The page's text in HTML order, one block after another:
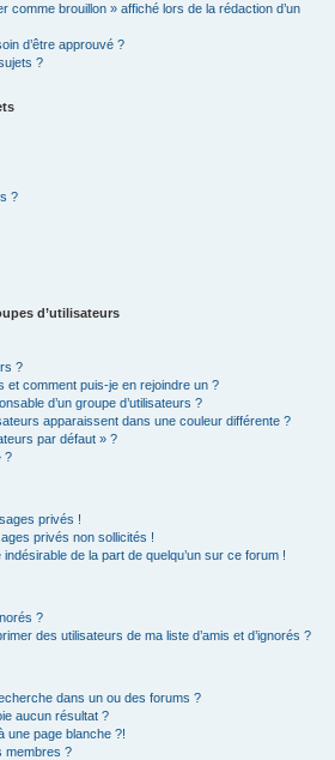
comme brouillon » affiché lors de la rédaction d’un
d’être approuvé ?
?
?
d’utilisateurs
?
et comment puis-je en rejoindre un ?
d’un groupe d’utilisateurs ?
apparaissent dans une couleur différente ?
par défaut » ?
?
privés !
privés non sollicités !
de la part de quelqu’un sur ce forum !
?
des utilisateurs de ma liste d’amis et d’ignorés ?
dans un ou des forums ?
aucun résultat ?
une page blanche ?!
membres ?